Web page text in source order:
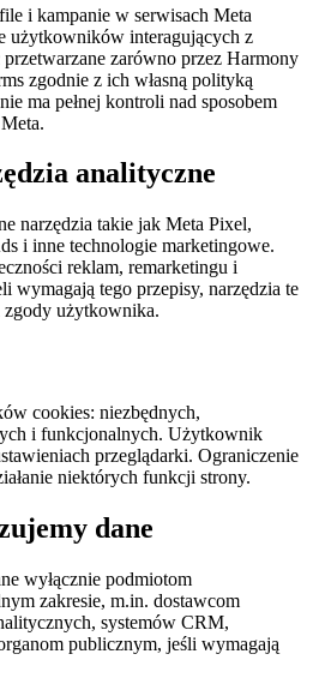
i kampanie w serwisach Meta
użytkowników interagujących z
zarówno przez Harmony
zgodnie z ich własną polityką
ma pełnej kontroli nad sposobem
analityczne
narzędzia takie jak Meta Pixel,
i inne technologie marketingowe.
reklam, remarketingu i
wymagają tego przepisy, narzędzia te
zgody użytkownika.
cookies: niezbędnych,
i funkcjonalnych. Użytkownik
przeglądarki. Ograniczenie
niektórych funkcji strony.
dane
wyłącznie podmiotom
zakresie, m.in. dostawcom
systemów CRM,
publicznym, jeśli wymagają